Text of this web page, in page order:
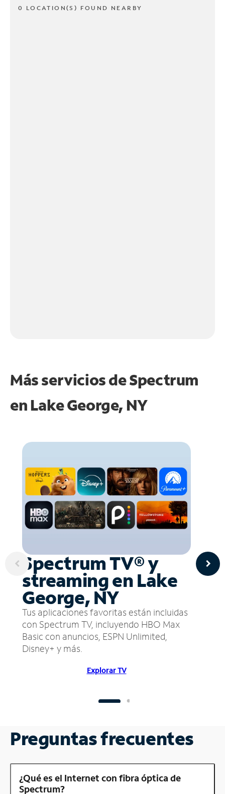
0 LOCATION(S) FOUND NEARBY
Más servicios de Spectrum
en Lake George, NY
Spectrum TV® y
streaming en Lake
George, NY
Tus aplicaciones favoritas están incluidas
con Spectrum TV, incluyendo HBO Max
Basic con anuncios, ESPN Unlimited,
Disney+ y más.
Explorar TV
Preguntas frecuentes
¿Qué es el Internet con fibra óptica de
Spectrum?